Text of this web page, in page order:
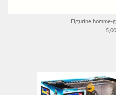
Figurine homme-